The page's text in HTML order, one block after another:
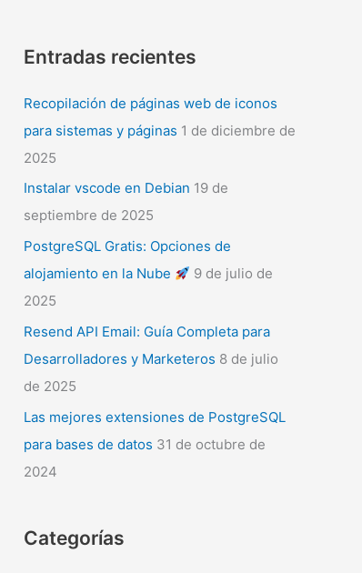
Entradas recientes
Recopilación de páginas web de iconos
para sistemas y páginas 1 de diciembre de
2025
Instalar vscode en Debian 19 de
septiembre de 2025
PostgreSQL Gratis: Opciones de
alojamiento en la Nube
9 de julio de
2025
Resend API Email: Guía Completa para
Desarrolladores y Marketeros 8 de julio
de 2025
Las mejores extensiones de PostgreSQL
para bases de datos 31 de octubre de
2024
Categorías